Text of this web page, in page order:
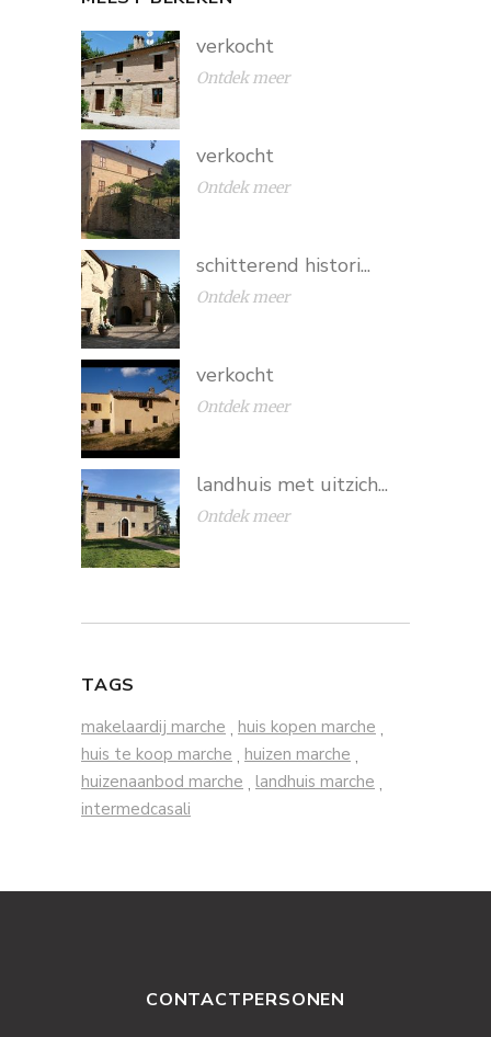
verkocht
Ontdek meer
verkocht
Ontdek meer
schitterend histori...
Ontdek meer
verkocht
Ontdek meer
landhuis met uitzich...
Ontdek meer
TAGS
makelaardij marche , huis kopen marche ,
huis te koop marche , huizen marche ,
huizenaanbod marche , landhuis marche ,
intermedcasali
CONTACTPERSONEN